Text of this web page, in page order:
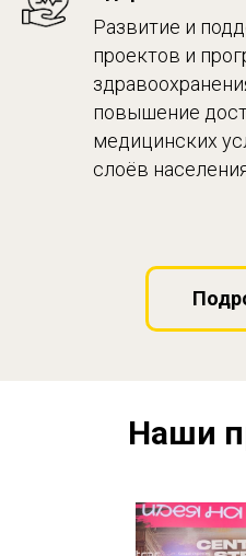
Развитие и
проектов и
повышение
медицинских
слоёв
Наши